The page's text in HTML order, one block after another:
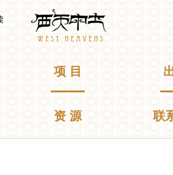
跳
转
到
主
要
内
容
项 目
资 源 联